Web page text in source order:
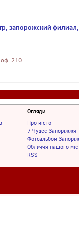
запорожский
оф. 210
Огляди
Про місто
7 Чудес Запоріжжя
Фотоальбом
Обличчя нашого
RSS